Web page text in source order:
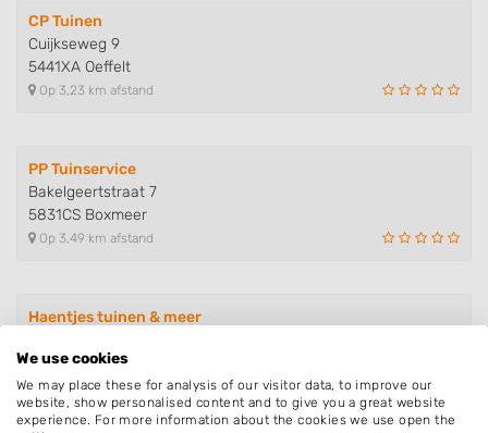
CP Tuinen
Cuijkseweg 9
5441XA Oeffelt
Op 3,23 km afstand
PP Tuinservice
Bakelgeertstraat 7
5831CS Boxmeer
Op 3,49 km afstand
Haentjes tuinen & meer
5831DT Boxmeer
Op 4,05 km afstand
We use cookies
We may place these for analysis of our visitor data, to improve our
website, show personalised content and to give you a great website
experience. For more information about the cookies we use open the